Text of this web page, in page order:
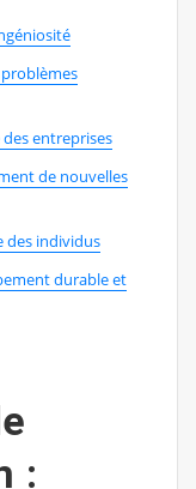
entreprises
de nouvelles
des individus
durable et
: